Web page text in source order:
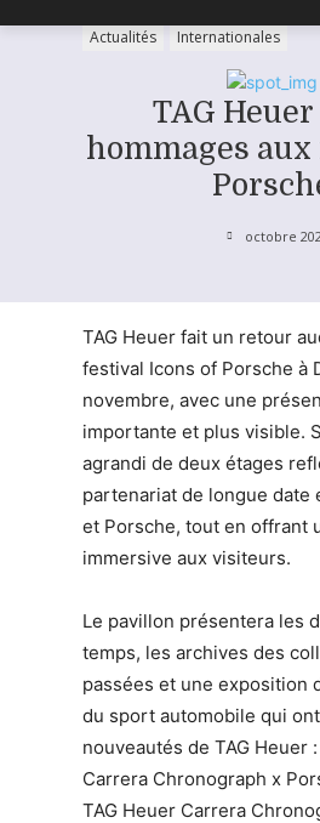
Actualités Internationales
TAG
hommages aux
octobre
TAG Heuer fait un retour
festival Icons of Porsche à
novembre, avec une
importante et plus visible.
agrandi de deux étages
partenariat de longue date
et Porsche, tout en offrant
immersive aux visiteurs.
Le pavillon présentera les
temps, les archives des
passées et une exposition
du sport automobile qui
nouveautés de TAG Heuer
Carrera Chronograph x
TAG Heuer Carrera